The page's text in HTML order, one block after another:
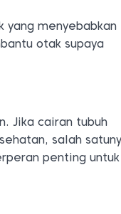
yang menyebabkan
otak supaya
Jika cairan tubuh
salah
penting untuk